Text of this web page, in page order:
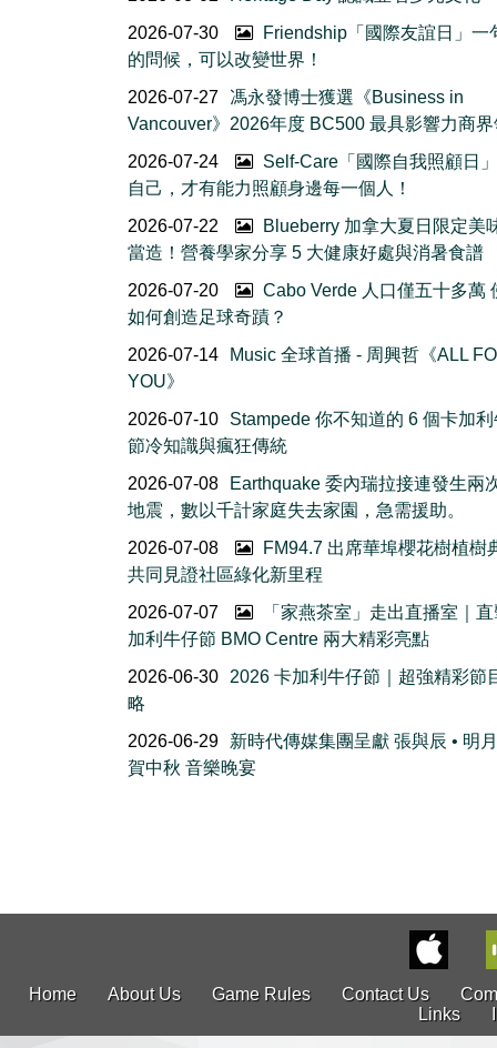
2026-07-30
Friendship「國際友誼日」一
的問候，可以改變世界！
2026-07-27
馮永發博士獲選《Business in
Vancouver》2026年度 BC500 最具影響力商
2026-07-24
Self-Care「國際自我照顧日
自己，才有能力照顧身邊每一個人！
2026-07-22
Blueberry 加拿大夏日限定美
當造！營養學家分享 5 大健康好處與消暑食譜
2026-07-20
Cabo Verde 人口僅五十多萬
如何創造足球奇蹟？
2026-07-14
Music 全球首播 - 周興哲《ALL
YOU》
2026-07-10
Stampede 你不知道的 6 個卡加
節冷知識與瘋狂傳統
2026-07-08
Earthquake 委內瑞拉接連發生兩
地震，數以千計家庭失去家園，急需援助。
2026-07-08
FM94.7 出席華埠櫻花樹植
共同見證社區綠化新里程
2026-07-07
「家燕茶室」走出直播室｜
加利牛仔節 BMO Centre 兩大精彩亮點
2026-06-30
2026 卡加利牛仔節｜超強精彩節
略
2026-06-29
新時代傳媒集團呈獻 張與辰 • 明
賀中秋 音樂晚宴
Home About Us Game Rules Contact Us
Links